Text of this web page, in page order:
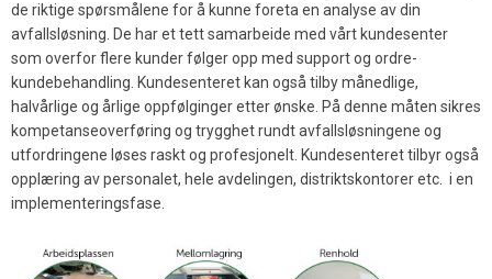
de riktige spørsmålene for å kunne foreta en analyse av din
avfallsløsning. De har et tett samarbeide med vårt kundesenter
som overfor flere kunder følger opp med support og ordre-
kundebehandling. Kundesenteret kan også tilby månedlige,
halvårlige og årlige oppfølginger etter ønske. På denne måten sikres
kompetanseoverføring og trygghet rundt avfallsløsningene og
utfordringene løses raskt og profesjonelt. Kundesenteret tilbyr også
opplæring av personalet, hele avdelingen, distriktskontorer etc. i en
implementeringsfase.